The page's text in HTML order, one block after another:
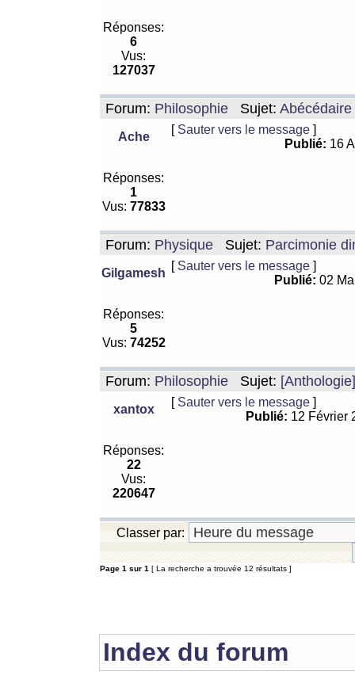
Réponses:
6
Vus:
127037
Forum: Philosophie Sujet: Abécédaire
Ache
[ Sauter vers le message ]
Publié: 16
Réponses:
1
Vus: 77833
Forum: Physique Sujet: Parcimonie
Gilgamesh
[ Sauter vers le message ]
Publié: 02
Réponses:
5
Vus: 74252
Forum: Philosophie Sujet:
xantox
[ Sauter vers le message ]
Publié: 12 Février
Réponses:
22
Vus:
220647
Classer par:
Page 1 sur 1 [ La recherche a trouvée 12 résultats ]
Index du forum